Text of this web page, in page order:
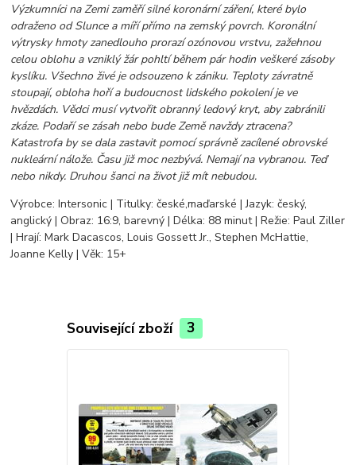
Výzkumníci na Zemi zaměří silné koronární záření, které bylo
odraženo od Slunce a míří přímo na zemský povrch. Koronální
výtrysky hmoty zanedlouho prorazí ozónovou vrstvu, zažehnou
celou oblohu a vzniklý žár pohltí během pár hodin veškeré zásoby
kyslíku. Všechno živé je odsouzeno k zániku. Teploty závratně
stoupají, obloha hoří a budoucnost lidského pokolení je ve
hvězdách. Vědci musí vytvořit obranný ledový kryt, aby zabránili
zkáze. Podaří se zásah nebo bude Země navždy ztracena?
Katastrofa by se dala zastavit pomocí správně zacílené obrovské
nukleární nálože. Času již moc nezbývá. Nemají na vybranou. Teď
nebo nikdy. Druhou šanci na život již mít nebudou.
Výrobce: Intersonic | Titulky: české,maďarské | Jazyk: český,
anglický | Obraz: 16:9, barevný | Délka: 88 minut | Režie: Paul Ziller
| Hrají: Mark Dacascos, Louis Gossett Jr., Stephen McHattie,
Joanne Kelly | Věk: 15+
Související zboží 3